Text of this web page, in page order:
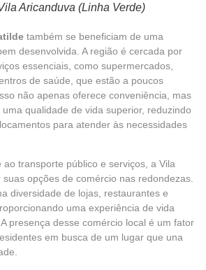
Aricanduva (Linha Verde)
também se beneficiam de uma
desenvolvida. A região é cercada por
essenciais, como supermercados,
de saúde, que estão a poucos
não apenas oferece conveniência, mas
qualidade de vida superior, reduzindo
para atender às necessidades
ao transporte público e serviços, a Vila
opções de comércio nas redondezas.
diversidade de lojas, restaurantes e
uma experiência de vida
presença desse comércio local é um fator
em busca de um lugar que una